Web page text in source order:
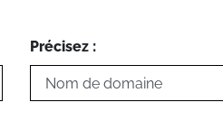
Précisez :